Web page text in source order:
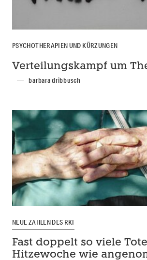
PSYCHOTHERAPIEN UND KÜRZUNGEN
Verteilungskampf um
barbara dribbusch
NEUE ZAHLEN DES RKI
Fast doppelt so viele
Hitzewoche wie